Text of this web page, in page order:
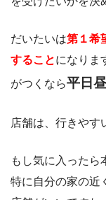
だいたいは第１希
することになりま
がつくなら平日
店舗は、行きやす
もし気に入ったら
特に自分の家の近